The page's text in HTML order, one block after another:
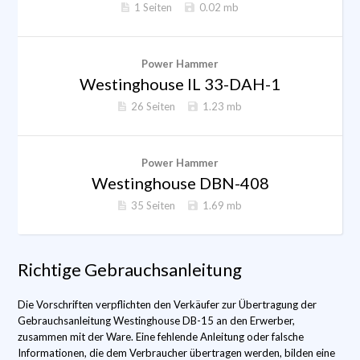
1 Seiten 0.02 mb
Power Hammer
Westinghouse IL 33-DAH-1
26 Seiten 1.23 mb
Power Hammer
Westinghouse DBN-408
35 Seiten 1.69 mb
Richtige Gebrauchsanleitung
Die Vorschriften verpflichten den Verkäufer zur Übertragung der
Gebrauchsanleitung Westinghouse DB-15 an den Erwerber,
zusammen mit der Ware. Eine fehlende Anleitung oder falsche
Informationen, die dem Verbraucher übertragen werden, bilden eine